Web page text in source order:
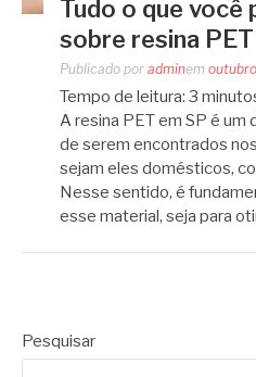
Tudo o que você
sobre resina
Publicado por adminem
Tempo de leitura: 3
A resina PET em SP é
de serem encontrados
sejam eles domésticos,
Nesse sentido, é
esse material, seja para
Pesquisar